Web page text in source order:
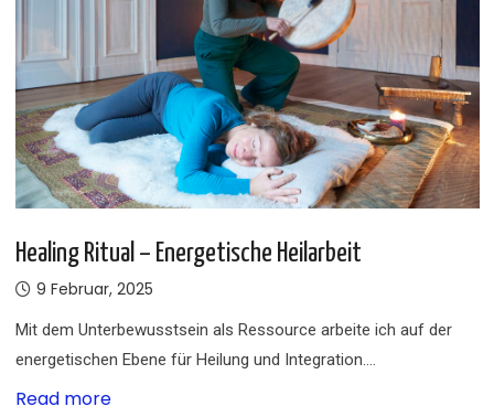
Healing Ritual – Energetische Heilarbeit
9 Februar, 2025
Mit dem Unterbewusstsein als Ressource arbeite ich auf der
energetischen Ebene für Heilung und Integration.…
Read more